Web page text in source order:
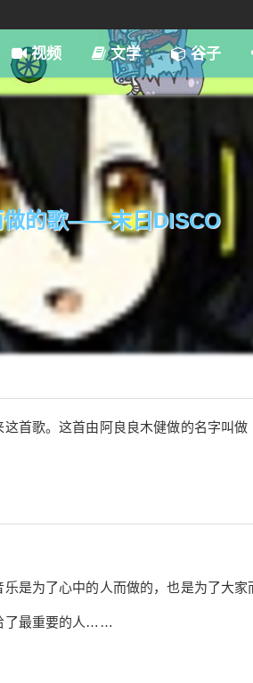
视频 文学 谷子
做的歌——末日DISCO
首歌。这首由阿良良木健做的名字叫
是为了心中的人而做的，也是为了大家
了最重要的人……